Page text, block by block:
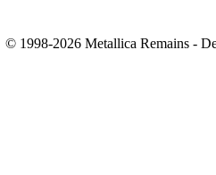
© 1998-2026 Metallica Remains -